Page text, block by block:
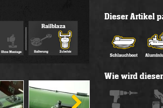
Dieser Artikel
Wie wird